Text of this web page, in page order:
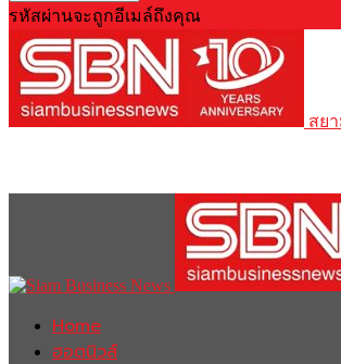
รหัสผ่านจะถูกอีเมล์ถึงคุณ
สย
Home
ฮอตนิวส์